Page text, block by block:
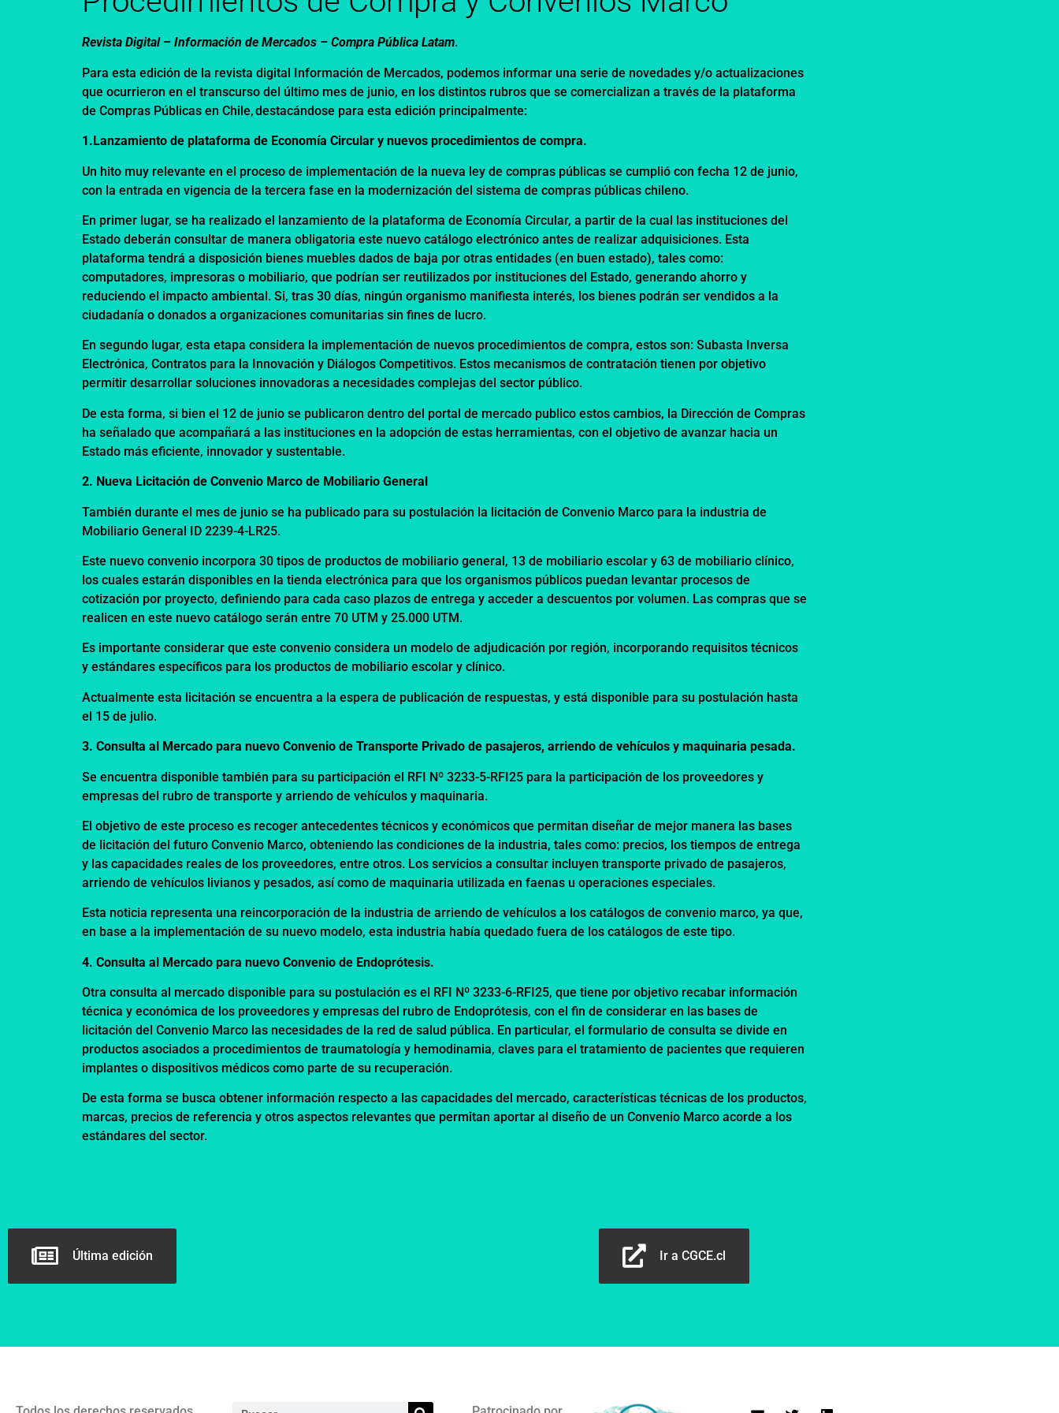
Revista Digital – Información de Mercados – Compra Pública Latam.
Para esta edición de la revista digital Información de Mercados, podemos informar una serie de novedades y/o actualizaciones
que ocurrieron en el transcurso del último mes de junio, en los distintos rubros que se comercializan a través de la plataforma
de Compras Públicas en Chile, destacándose para esta edición principalmente:
1.Lanzamiento de plataforma de Economía Circular y nuevos procedimientos de compra.
Un hito muy relevante en el proceso de implementación de la nueva ley de compras públicas se cumplió con fecha 12 de junio,
con la entrada en vigencia de la tercera fase en la modernización del sistema de compras públicas chileno.
En primer lugar, se ha realizado el lanzamiento de la plataforma de Economía Circular, a partir de la cual las instituciones del
Estado deberán consultar de manera obligatoria este nuevo catálogo electrónico antes de realizar adquisiciones. Esta
plataforma tendrá a disposición bienes muebles dados de baja por otras entidades (en buen estado), tales como:
computadores, impresoras o mobiliario, que podrían ser reutilizados por instituciones del Estado, generando ahorro y
reduciendo el impacto ambiental. Si, tras 30 días, ningún organismo manifiesta interés, los bienes podrán ser vendidos a la
ciudadanía o donados a organizaciones comunitarias sin fines de lucro.
En segundo lugar, esta etapa considera la implementación de nuevos procedimientos de compra, estos son: Subasta Inversa
Electrónica, Contratos para la Innovación y Diálogos Competitivos. Estos mecanismos de contratación tienen por objetivo
permitir desarrollar soluciones innovadoras a necesidades complejas del sector público.
De esta forma, si bien el 12 de junio se publicaron dentro del portal de mercado publico estos cambios, la Dirección de Compras
ha señalado que acompañará a las instituciones en la adopción de estas herramientas, con el objetivo de avanzar hacia un
Estado más eficiente, innovador y sustentable.
2. Nueva Licitación de Convenio Marco de Mobiliario General
También durante el mes de junio se ha publicado para su postulación la licitación de Convenio Marco para la industria de
Mobiliario General ID 2239-4-LR25.
Este nuevo convenio incorpora 30 tipos de productos de mobiliario general, 13 de mobiliario escolar y 63 de mobiliario clínico,
los cuales estarán disponibles en la tienda electrónica para que los organismos públicos puedan levantar procesos de
cotización por proyecto, definiendo para cada caso plazos de entrega y acceder a descuentos por volumen. Las compras que se
realicen en este nuevo catálogo serán entre 70 UTM y 25.000 UTM.
Es importante considerar que este convenio considera un modelo de adjudicación por región, incorporando requisitos técnicos
y estándares específicos para los productos de mobiliario escolar y clínico.
Actualmente esta licitación se encuentra a la espera de publicación de respuestas, y está disponible para su postulación hasta
el 15 de julio.
3. Consulta al Mercado para nuevo Convenio de Transporte Privado de pasajeros, arriendo de vehículos y maquinaria pesada.
Se encuentra disponible también para su participación el RFI Nº 3233-5-RFI25 para la participación de los proveedores y
empresas del rubro de transporte y arriendo de vehículos y maquinaria.
El objetivo de este proceso es recoger antecedentes técnicos y económicos que permitan diseñar de mejor manera las bases
de licitación del futuro Convenio Marco, obteniendo las condiciones de la industria, tales como: precios, los tiempos de entrega
y las capacidades reales de los proveedores, entre otros. Los servicios a consultar incluyen transporte privado de pasajeros,
arriendo de vehículos livianos y pesados, así como de maquinaria utilizada en faenas u operaciones especiales.
Esta noticia representa una reincorporación de la industria de arriendo de vehículos a los catálogos de convenio marco, ya que,
en base a la implementación de su nuevo modelo, esta industria había quedado fuera de los catálogos de este tipo.
4. Consulta al Mercado para nuevo Convenio de Endoprótesis.
Otra consulta al mercado disponible para su postulación es el RFI Nº 3233-6-RFI25, que tiene por objetivo recabar información
técnica y económica de los proveedores y empresas del rubro de Endoprótesis, con el fin de considerar en las bases de
licitación del Convenio Marco las necesidades de la red de salud pública. En particular, el formulario de consulta se divide en
productos asociados a procedimientos de traumatología y hemodinamia, claves para el tratamiento de pacientes que requieren
implantes o dispositivos médicos como parte de su recuperación.
De esta forma se busca obtener información respecto a las capacidades del mercado, características técnicas de los productos,
marcas, precios de referencia y otros aspectos relevantes que permitan aportar al diseño de un Convenio Marco acorde a los
estándares del sector.
Última edición Ir a CGCE.cl